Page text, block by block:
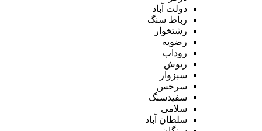
دولت آباد
رباط سنگ
رشتخوار
رضویه
روداب
ریوش
سبزوار
سرخس
سفیدسنگ
سلامی
سلطان آباد